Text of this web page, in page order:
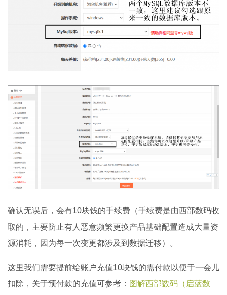
确认无误后，会有10块钱的手续费（手续费是由西部数码收
取的，主要防止有人恶意频繁更换产品基础配置造成大量资
源消耗，因为每一次变更都涉及到数据迁移）。
这里我们需要提前给账户充值10块钱的需付款以便于一会儿
扣除，关于预付款的充值可参考： 图解西部数码（启蓝数